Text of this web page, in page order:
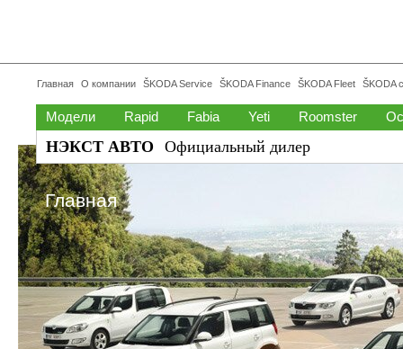
Главная О компании ŠKODA Service ŠKODA Finance ŠKODA Fleet ŠKODA
Модели Rapid Fabia Yeti Roomster
НЭКСТ АВТО Официальный дилер
Главная